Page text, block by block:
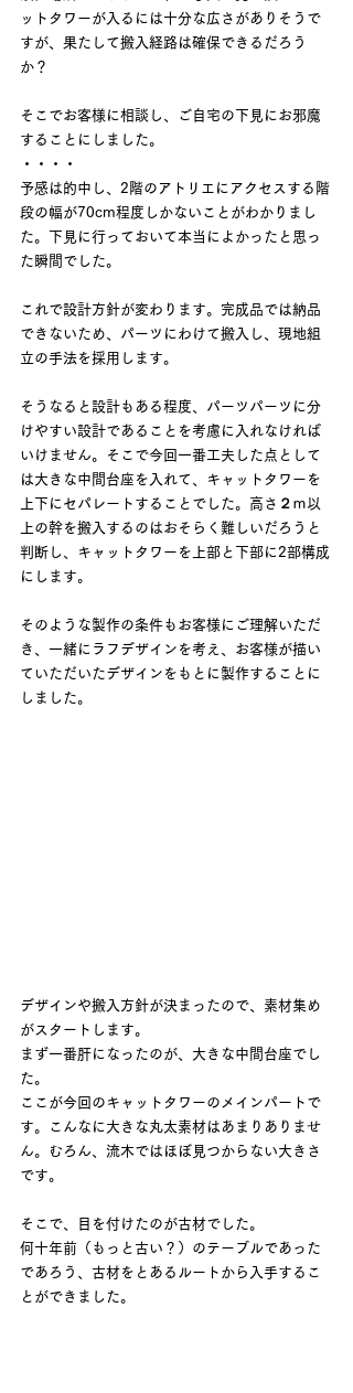
ットタワーが入るには十分な広さがありそうで
すが、果たして搬入経路は確保できるだろう
か？
そこでお客様に相談し、ご自宅の下見にお邪魔
することにしました。
・・・・
予感は的中し、2階のアトリエにアクセスする階
段の幅が70cm程度しかないことがわかりまし
た。下見に行っておいて本当によかったと思っ
た瞬間でした。
これで設計方針が変わります。完成品では納品
できないため、パーツにわけて搬入し、現地組
立の手法を採用します。
そうなると設計もある程度、パーツパーツに分
けやすい設計であることを考慮に入れなければ
いけません。そこで今回一番工夫した点として
は大きな中間台座を入れて、キャットタワーを
上下にセパレートすることでした。高さ２ｍ以
上の幹を搬入するのはおそらく難しいだろうと
判断し、キャットタワーを上部と下部に2部構成
にします。
そのような製作の条件もお客様にご理解いただ
き、一緒にラフデザインを考え、お客様が描い
ていただいたデザインをもとに製作することに
しました。
デザインや搬入方針が決まったので、素材集め
がスタートします。
まず一番肝になったのが、大きな中間台座でし
た。
ここが今回のキャットタワーのメインパートで
す。こんなに大きな丸太素材はあまりありませ
ん。むろん、流木ではほぼ見つからない大きさ
です。
そこで、目を付けたのが古材でした。
何十年前（もっと古い？）のテーブルであった
であろう、古材をとあるルートから入手するこ
とができました。